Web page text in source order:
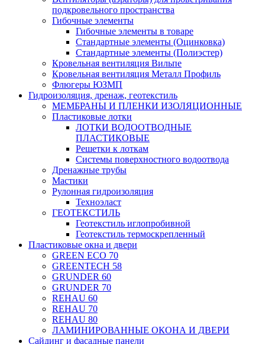
подкровельного пространства
Гибочные элементы
Гибочные элементы в товаре
Стандартные элементы (Оцинковка)
Стандартные элементы (Полиэстер)
Кровельная вентиляция Вильпе
Кровельная вентиляция Металл Профиль
Флюгеры ЮЗМП
Гидроизоляция, дренаж, геотекстиль
МЕМБРАНЫ И ПЛЕНКИ ИЗОЛЯЦИОННЫЕ
Пластиковые лотки
ЛОТКИ ВОДООТВОДНЫЕ
ПЛАСТИКОВЫЕ
Решетки к лоткам
Системы поверхностного водоотвода
Дренажные трубы
Мастики
Рулонная гидроизоляция
Техноэласт
ГЕОТЕКСТИЛЬ
Геотекстиль иглопробивной
Геотекстиль термоскрепленный
Пластиковые окна и двери
GREEN ECO 70
GREENTECH 58
GRUNDER 60
GRUNDER 70
REHAU 60
REHAU 70
REHAU 80
ЛАМИНИРОВАННЫЕ ОКОНА И ДВЕРИ
Сайдинг и фасадные панели